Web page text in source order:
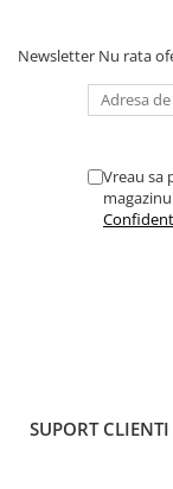
:
fara bule,
Kit de
un sticker
rapida si curata.
Newsletter Nu rata
Vreau sa
SUPORT CLIENTI